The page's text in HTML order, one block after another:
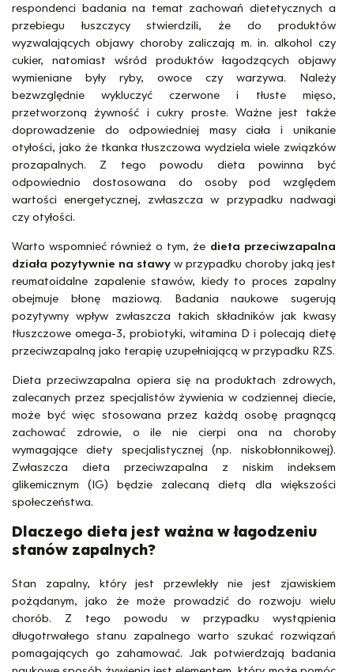
respondenci badania na temat zachowań dietetycznych a
przebiegu łuszczycy stwierdzili, że do produktów
wyzwalających objawy choroby zaliczają m. in. alkohol czy
cukier, natomiast wśród produktów łagodzących objawy
wymieniane były ryby, owoce czy warzywa. Należy
bezwzględnie wykluczyć czerwone i tłuste mięso,
przetworzoną żywność i cukry proste. Ważne jest także
doprowadzenie do odpowiedniej masy ciała i unikanie
otyłości, jako że tkanka tłuszczowa wydziela wiele związków
prozapalnych. Z tego powodu dieta powinna być
odpowiednio dostosowana do osoby pod względem
wartości energetycznej, zwłaszcza w przypadku nadwagi
czy otyłości.
Warto wspomnieć również o tym, że dieta przeciwzapalna
działa pozytywnie na stawyw przypadku choroby jaką jest
reumatoidalne zapalenie stawów, kiedy to proces zapalny
obejmuje błonę maziową. Badania naukowe sugerują
pozytywny wpływ zwłaszcza takich składników jak kwasy
tłuszczowe omega-3, probiotyki, witamina D i polecają dietę
przeciwzapalną jako terapię uzupełniającą w przypadku RZS.
Dieta przeciwzapalna opiera się na produktach zdrowych,
zalecanych przez specjalistów żywienia w codziennej diecie,
może być więc stosowana przez każdą osobę pragnącą
zachować zdrowie, o ile nie cierpi ona na choroby
wymagające diety specjalistycznej (np. niskobłonnikowej).
Zwłaszcza dieta przeciwzapalna z niskim indeksem
glikemicznym (IG) będzie zalecaną dietą dla większości
społeczeństwa.
Dlaczego dieta jest ważna w łagodzeniu
stanów zapalnych?
Stan zapalny, który jest przewlekły nie jest zjawiskiem
pożądanym, jako że może prowadzić do rozwoju wielu
chorób. Z tego powodu w przypadku wystąpienia
długotrwałego stanu zapalnego warto szukać rozwiązań
pomagających go zahamować. Jak potwierdzają badania